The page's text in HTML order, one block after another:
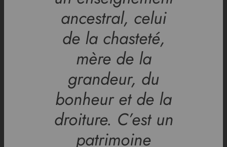
ancestral, celui
de la chasteté,
mère de la
grandeur, du
bonheur et de la
droiture. C’est un
patrimoine